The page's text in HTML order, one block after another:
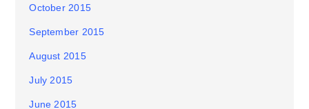
October 2015
September 2015
August 2015
July 2015
June 2015